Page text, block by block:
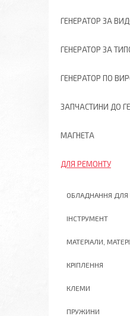
ГЕНЕРАТОР ЗА
ГЕНЕРАТОР ЗА
ГЕНЕРАТОР ПО
ЗАПЧАСТИНИ ДО
МАГНЕТА
ДЛЯ РЕМОНТУ
ОБЛАДНАННЯ ДЛЯ
ІНСТРУМЕНТ
МАТЕРІАЛИ,
КРІПЛЕННЯ
КЛЕМИ
ПРУЖИНИ